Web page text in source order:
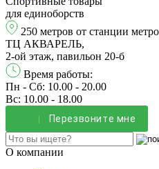
для единоборств
250 метров от станции
ТЦ АКВАРЕЛЬ,
2-ой этаж, павильон 20-б
Время работы:
Пн - Сб: 10.00 - 20.00
Вс: 10.00 - 18.00
Перезвонитe мне
О компании